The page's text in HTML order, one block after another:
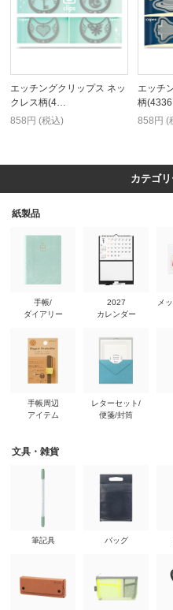
エッチングクリップス ネッ
クレス柄(4…
858円 (税込)
エッチ
柄
858円 (
カテゴ
紙製品
手帳/
ダイアリー
手帳周辺
アイテム
2027
カレンダー
レターセット/
便箋/封筒
メ
文具・雑貨
筆記具 バッグ